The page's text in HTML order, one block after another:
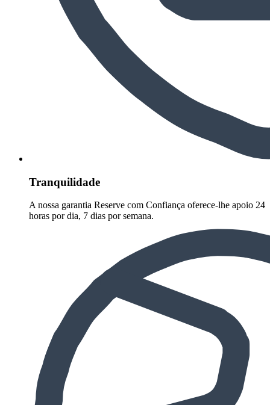
Tranquilidade
A nossa garantia Reserve com Confiança oferece-lhe apoio 24
horas por dia, 7 dias por semana.